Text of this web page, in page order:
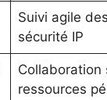
Suivi agile
sécurité IP
Collaboration
ressources